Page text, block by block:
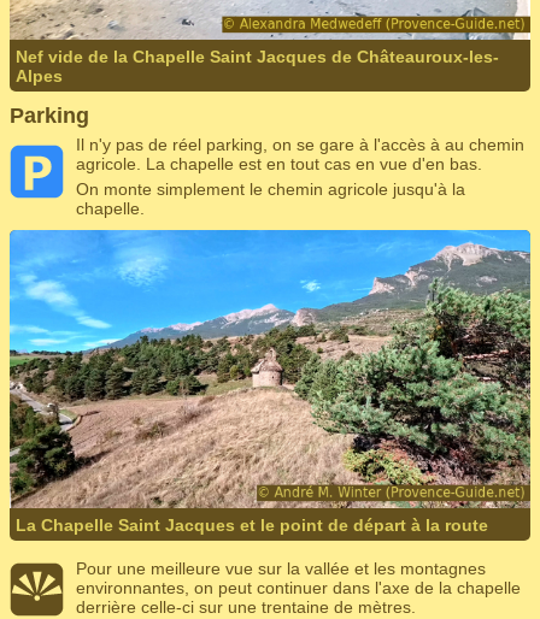
Nef vide de la Chapelle Saint Jacques de Châteauroux-les-
Alpes
Parking
Il n'y pas de réel parking, on se gare à l'accès à au chemin
agricole. La chapelle est en tout cas en vue d'en bas.
On monte simplement le chemin agricole jusqu'à la
chapelle.
La Chapelle Saint Jacques et le point de départ à la route
Pour une meilleure vue sur la vallée et les montagnes
environnantes, on peut continuer dans l'axe de la chapelle
derrière celle-ci sur une trentaine de mètres.